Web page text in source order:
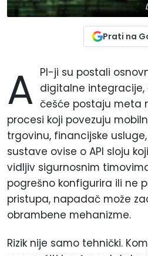
Prati na
A PI-ji su postali
digitalne integracije,
češće postaju meta
procesi koji povezuju
trgovinu, financijske
sustave ovise o API sloju
vidljiv sigurnosnim
pogrešno konfigurira ili ne
pristupa, napadač može
obrambene mehanizme.
Rizik nije samo tehnički.